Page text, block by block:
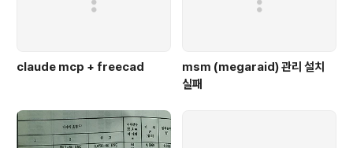
claude mcp + freecad
msm (megaraid) 관리 설치
실패